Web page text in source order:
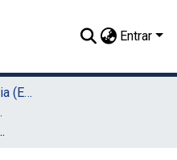
Entrar
08. Editora Universitária (EDUFRPE)
com as famílias